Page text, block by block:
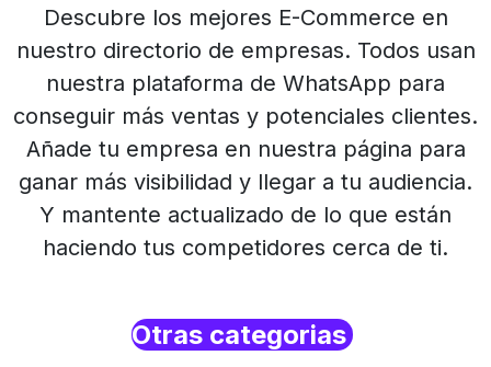
Descubre los mejores E-Commerce en
nuestro directorio de empresas. Todos usan
nuestra plataforma de WhatsApp para
conseguir más ventas y potenciales clientes.
Añade tu empresa en nuestra página para
ganar más visibilidad y llegar a tu audiencia.
Y mantente actualizado de lo que están
haciendo tus competidores cerca de ti.
Otras categorias